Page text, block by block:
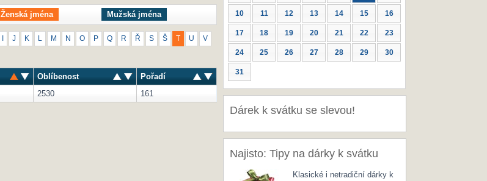
Ženská jména Mužská jména
J K M N O P Q R Ř S Š T U V
Oblíbenost
Pořadí
2530 161
10 11 12 13 14 15 16
17 18 19 20 21 22 23
24 25 26 27 28 29 30
31
Dárek k svátku se slevou!
Najisto: Tipy na dárky k svátku
Klasické i netradiční dárky k